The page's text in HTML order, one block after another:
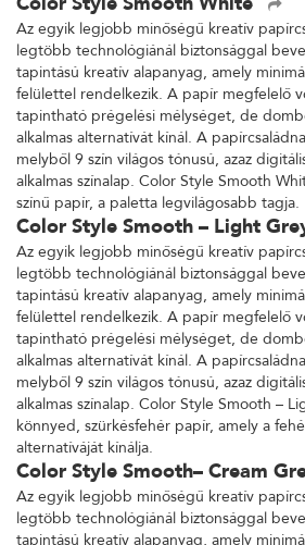
Color Style Smooth White
Az egyik legjobb minőségű kreatív
legtöbb technológiánál biztonsággal
tapintású kreatív alapanyag, amely
felülettel rendelkezik. A papír megfelelő
tapintható prégelési mélységet, de
alkalmas alternatívát kínál. A
melyből 9 szín világos tónusú, azaz
alkalmas színalap. Color Style Smooth
színű papír, a paletta legvilágosabb tagja.
Color Style Smooth – Light
Az egyik legjobb minőségű kreatív
legtöbb technológiánál biztonsággal
tapintású kreatív alapanyag, amely
felülettel rendelkezik. A papír megfelelő
tapintható prégelési mélységet, de
alkalmas alternatívát kínál. A
melyből 9 szín világos tónusú, azaz
alkalmas színalap. Color Style Smooth –
könnyed, szürkésfehér papír, amely a
alternatíváját kínálja.
Color Style Smooth– Cream
Az egyik legjobb minőségű kreatív
legtöbb technológiánál biztonsággal